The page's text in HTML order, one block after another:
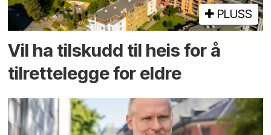
PLUSS
Vil ha tilskudd til heis for å
tilrettelegge for eldre